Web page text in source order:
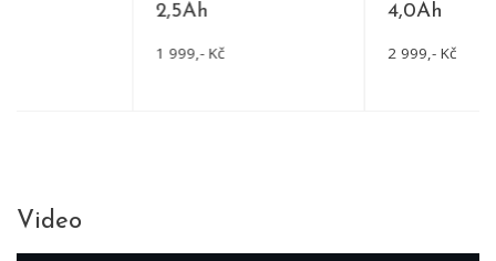
2,5Ah
1 999,- Kč
4,0Ah
2 999,- Kč
Video